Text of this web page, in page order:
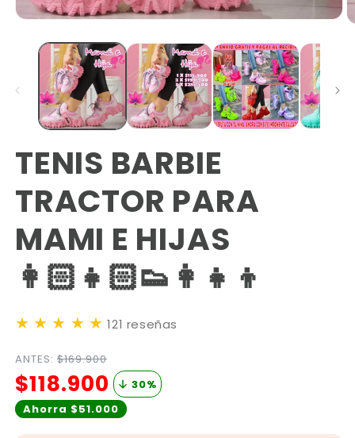
TENIS BARBIE
TRACTOR PARA
MAMI E HIJAS
👩🏻‍👧🏻👟👩‍👧‍👦
★ ★ ★ ★ ★ 121 reseñas
ANTES: $169.900
$118.900 30%
Ahorra $51.000